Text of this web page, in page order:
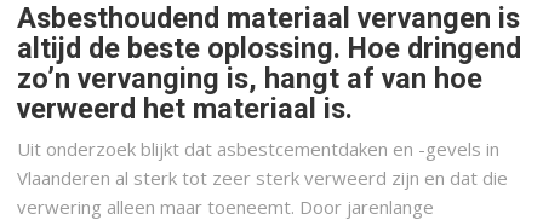
Asbesthoudend materiaal vervangen is
altijd de beste oplossing. Hoe dringend
zo’n vervanging is, hangt af van hoe
verweerd het materiaal is.
Uit onderzoek blijkt dat asbestcementdaken en -gevels in
Vlaanderen al sterk tot zeer sterk verweerd zijn en dat die
verwering alleen maar toeneemt. Door jarenlange